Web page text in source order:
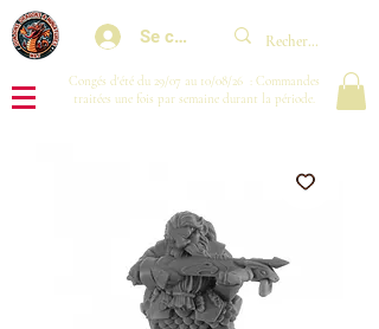
Se connecter
Congés d'été du 29/07 au 10/08/26 : Commandes
traitées une fois par semaine durant la période.